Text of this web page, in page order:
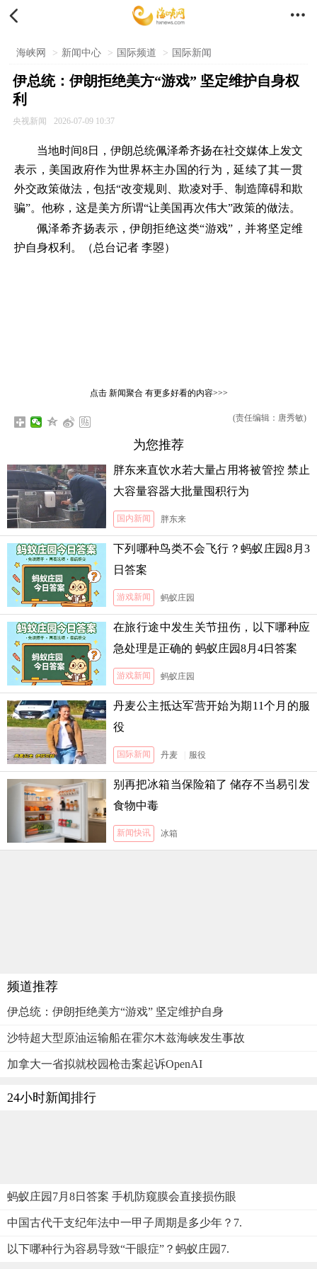
 
海峡网 > 新闻中心 > 国际频道 > 国际新闻
伊总统：伊朗拒绝美方“游戏” 坚定维护自身权
利
央视新闻 2026-07-09 10:37
当地时间8日，伊朗总统佩泽希齐扬在社交媒体上发文
表示，美国政府作为世界杯主办国的行为，延续了其一贯
外交政策做法，包括“改变规则、欺凌对手、制造障碍和欺
骗”。他称，这是美方所谓“让美国再次伟大”政策的做法。
佩泽希齐扬表示，伊朗拒绝这类“游戏”，并将坚定维
护自身权利。（总台记者 李曌）
点击 新闻聚合有更多好看的内容>>>
(责任编辑：唐秀敏)
为您推荐
胖东来直饮水若大量占用将被管控 禁止
大容量容器大批量囤积行为
国内新闻 胖东来
下列哪种鸟类不会飞行？蚂蚁庄园8月3
日答案
游戏新闻 蚂蚁庄园
在旅行途中发生关节扭伤，以下哪种应
急处理是正确的 蚂蚁庄园8月4日答案
游戏新闻 蚂蚁庄园
丹麦公主抵达军营开始为期11个月的服
役
国际新闻 丹麦 服役
别再把冰箱当保险箱了 储存不当易引发
食物中毒
新闻快讯 冰箱
频道推荐
伊总统：伊朗拒绝美方“游戏” 坚定维护自身
沙特超大型原油运输船在霍尔木兹海峡发生事故
加拿大一省拟就校园枪击案起诉OpenAI
24小时新闻排行
蚂蚁庄园7月8日答案 手机防窥膜会直接损伤眼
中国古代干支纪年法中一甲子周期是多少年？7.
以下哪种行为容易导致“干眼症”？蚂蚁庄园7.